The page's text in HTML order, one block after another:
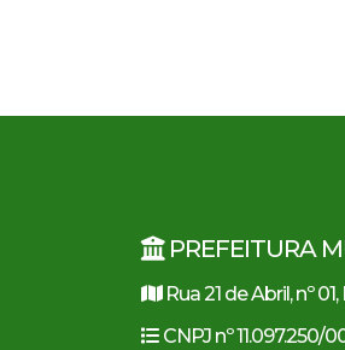
PREFEITURA
Rua 21 de Abril, nº
CNPJ nº 11.097.250/